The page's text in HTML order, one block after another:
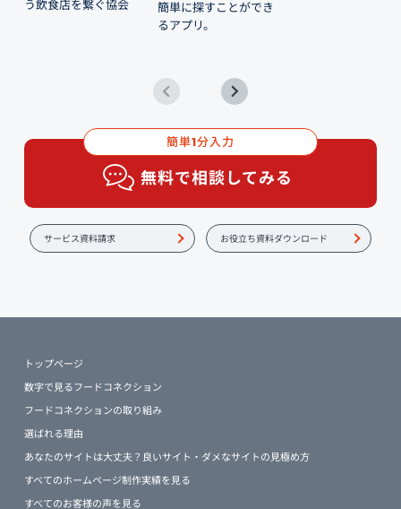
う飲食店を繋ぐ協会
簡単に探すことができ
るアプリ。
簡単1分入力
無料で相談してみる
サービス資料請求 お役立ち資料ダウンロード
トップページ
数字で見るフードコネクション
フードコネクションの取り組み
選ばれる理由
あなたのサイトは大丈夫？良いサイト・ダメなサイトの見極め方
すべてのホームページ制作実績を見る
すべてのお客様の声を見る